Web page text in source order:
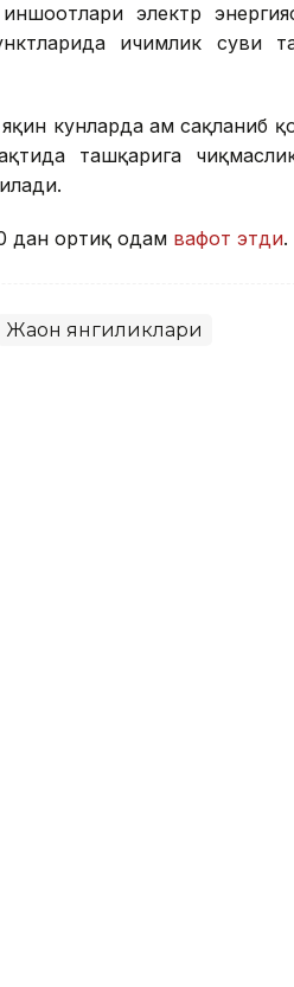
электр
ичимлик суви
кунларда ҳам сақланиб
ташқарига
дан ортиқ одам вафот этди.
Жаҳон янгиликлари